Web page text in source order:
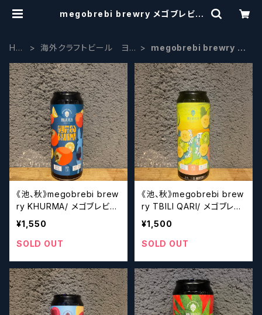
megobrebi brewry メゴブレビ |
HO
海外クラフトビール ヨ
megobrebi brewry メ
《池、秋》megobrebi brew
ry KHURMA/ メゴブレビ
クハーマー【クラフトビー
ル】
¥1,550
SOLD OUT
《池、秋》megobrebi brew
ry TBILI QARI/ メゴブレ
ビ トビリー・カーリー【ク
ラフトビール】
¥1,500
SOLD OUT